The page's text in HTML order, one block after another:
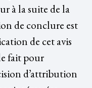
à la suite de la
de conclure est
de cet avis
fait pour
d’attribution